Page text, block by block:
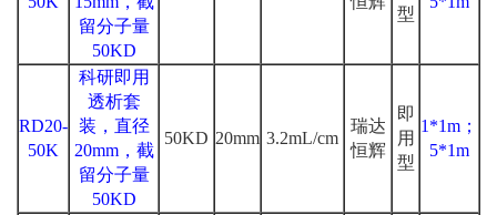
留分子量
50KD
型
RD20-
50K
科研即用
透析套
装，直径
20mm，截
留分子量
50KD
50KD 20mm 3.2mL/cm
瑞达
恒辉
即
用
型
1*1m；
5*1m